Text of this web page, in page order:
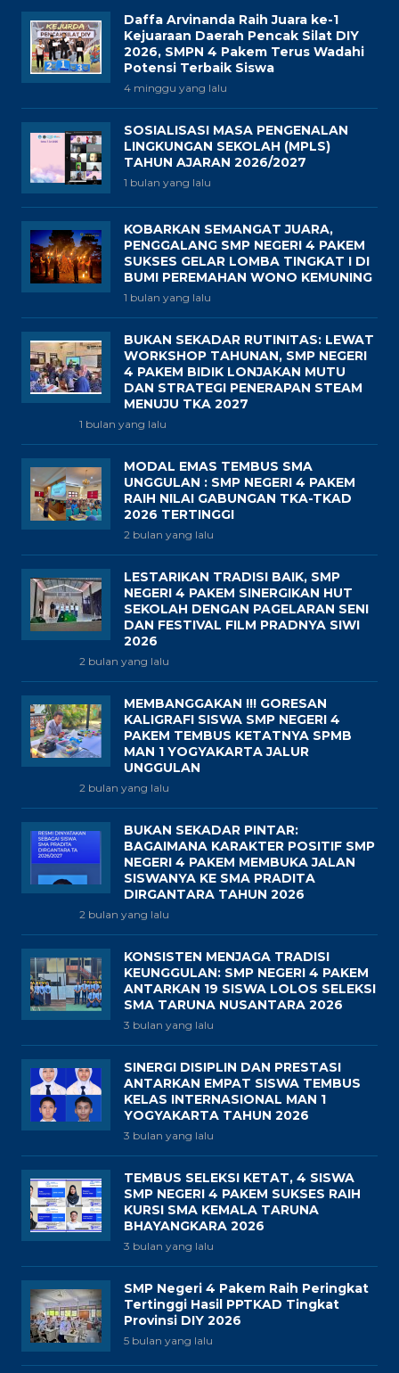
Daffa Arvinanda Raih Juara ke-1
Kejuaraan Daerah Pencak Silat DIY
2026, SMPN 4 Pakem Terus Wadahi
Potensi Terbaik Siswa
4 minggu yang lalu
SOSIALISASI MASA PENGENALAN
LINGKUNGAN SEKOLAH (MPLS)
TAHUN AJARAN 2026/2027
1 bulan yang lalu
KOBARKAN SEMANGAT JUARA,
PENGGALANG SMP NEGERI 4 PAKEM
SUKSES GELAR LOMBA TINGKAT I DI
BUMI PEREMAHAN WONO KEMUNING
1 bulan yang lalu
BUKAN SEKADAR RUTINITAS: LEWAT
WORKSHOP TAHUNAN, SMP NEGERI
4 PAKEM BIDIK LONJAKAN MUTU
DAN STRATEGI PENERAPAN STEAM
MENUJU TKA 2027
1 bulan yang lalu
MODAL EMAS TEMBUS SMA
UNGGULAN : SMP NEGERI 4 PAKEM
RAIH NILAI GABUNGAN TKA-TKAD
2026 TERTINGGI
2 bulan yang lalu
LESTARIKAN TRADISI BAIK, SMP
NEGERI 4 PAKEM SINERGIKAN HUT
SEKOLAH DENGAN PAGELARAN SENI
DAN FESTIVAL FILM PRADNYA SIWI
2026
2 bulan yang lalu
MEMBANGGAKAN !!! GORESAN
KALIGRAFI SISWA SMP NEGERI 4
PAKEM TEMBUS KETATNYA SPMB
MAN 1 YOGYAKARTA JALUR
UNGGULAN
2 bulan yang lalu
BUKAN SEKADAR PINTAR:
BAGAIMANA KARAKTER POSITIF SMP
NEGERI 4 PAKEM MEMBUKA JALAN
SISWANYA KE SMA PRADITA
DIRGANTARA TAHUN 2026
2 bulan yang lalu
KONSISTEN MENJAGA TRADISI
KEUNGGULAN: SMP NEGERI 4 PAKEM
ANTARKAN 19 SISWA LOLOS SELEKSI
SMA TARUNA NUSANTARA 2026
3 bulan yang lalu
SINERGI DISIPLIN DAN PRESTASI
ANTARKAN EMPAT SISWA TEMBUS
KELAS INTERNASIONAL MAN 1
YOGYAKARTA TAHUN 2026
3 bulan yang lalu
TEMBUS SELEKSI KETAT, 4 SISWA
SMP NEGERI 4 PAKEM SUKSES RAIH
KURSI SMA KEMALA TARUNA
BHAYANGKARA 2026
3 bulan yang lalu
SMP Negeri 4 Pakem Raih Peringkat
Tertinggi Hasil PPTKAD Tingkat
Provinsi DIY 2026
5 bulan yang lalu